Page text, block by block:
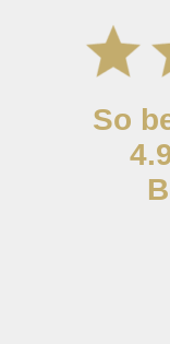
So